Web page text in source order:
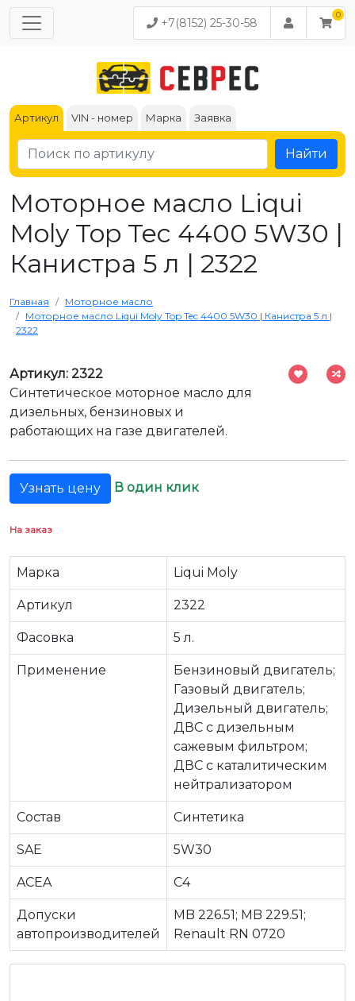
+7(8152) 25-30-58
Артикул VIN - номер Марка Заявка
Найти
Моторное масло Liqui
Moly Top Tec 4400 5W30 |
Канистра 5 л | 2322
Главная
Моторное масло
Моторное масло Liqui Moly Top Tec 4400 5W30 | Канистра 5 л |
2322
Артикул: 2322
Синтетическое моторное масло для
дизельных, бензиновых и
работающих на газе двигателей.
Узнать цену В один клик
На заказ
Марка Liqui Moly
Артикул 2322
Фасовка 5 л.
Применение
Бензиновый двигатель;
Газовый двигатель;
Дизельный двигатель;
ДВС c дизельным
сажевым фильтром;
ДВС c каталитическим
нейтрализатором
Состав Синтетика
SAE 5W30
ACEA C4
Допуски
автопроизводителей
MB 226.51; MB 229.51;
Renault RN 0720